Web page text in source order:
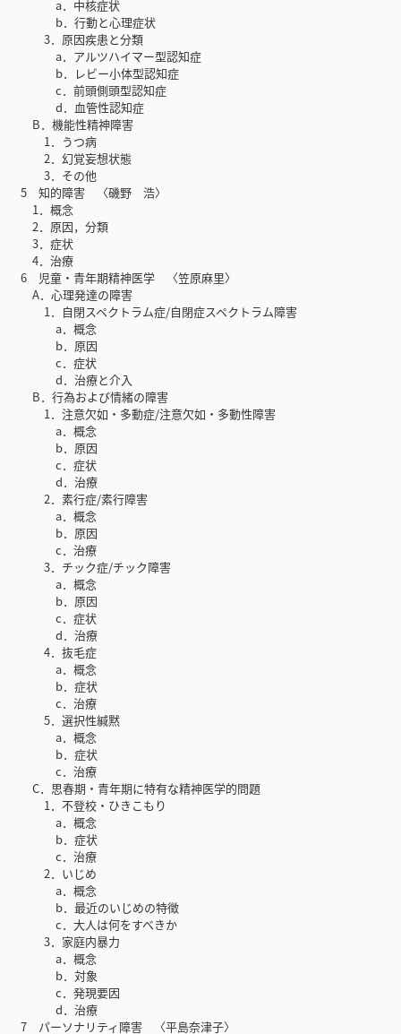
a．中核症状
b．行動と心理症状
3．原因疾患と分類
a．アルツハイマー型認知症
b．レビー小体型認知症
c．前頭側頭型認知症
d．血管性認知症
B．機能性精神障害
1．うつ病
2．幻覚妄想状態
3．その他
5 知的障害 〈磯野 浩〉
1．概念
2．原因，分類
3．症状
4．治療
6 児童・青年期精神医学 〈笠原麻里〉
A．心理発達の障害
1．自閉スペクトラム症/自閉症スペクトラム障害
a．概念
b．原因
c．症状
d．治療と介入
B．行為および情緒の障害
1．注意欠如・多動症/注意欠如・多動性障害
a．概念
b．原因
c．症状
d．治療
2．素行症/素行障害
a．概念
b．原因
c．治療
3．チック症/チック障害
a．概念
b．原因
c．症状
d．治療
4．抜毛症
a．概念
b．症状
c．治療
5．選択性緘黙
a．概念
b．症状
c．治療
C．思春期・青年期に特有な精神医学的問題
1．不登校・ひきこもり
a．概念
b．症状
c．治療
2．いじめ
a．概念
b．最近のいじめの特徴
c．大人は何をすべきか
3．家庭内暴力
a．概念
b．対象
c．発現要因
d．治療
7 パーソナリティ障害 〈平島奈津子〉